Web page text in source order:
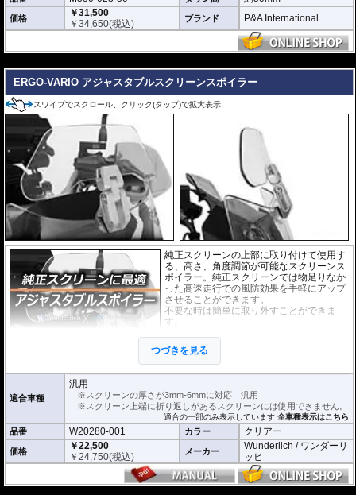
価格
￥31,500
￥34,650(税込) ブランド P&A International
ERGO-VARIO アジャスタブルスクリーンスポイラー
スワイプでスクロール、クリック(タップ)で拡大表示
純正スクリーンの上部に取り付けて使用す
る、高さ、角度調節が可能なスクリーンス
ポイラー。純正スクリーンでは物足りなか
った高速走行での風防効果を手軽にアップ
させることができます。
不要な時は簡単に取り外すことができま
す。
ば、取り付けが可能です。
外寸(スクリーン) : 横 x 高さ : 約23cm x 7c
m
※スクリーンを挟み込んで取り付けるタイ
プのため、上端に折り返しのあるスクリー
ンには使用できません。
※商品は汎用品ですが、一部車種について
はメーカーで取付確認がされています。詳
細は適合情報の全車種表示をご確認くださ
※BMW R1250RS / R1200RSLCは専用の
W42350-201 / W42350202をお求め下さ
い。
つづきを見る
適合車種
汎用
※スクリーンの厚さが3mm-6mmに対応 汎用
※スクリーン上端に折り返しがあるスクリーンには使用できません。
適合の一部のみ表示しています全車種表示はこちら
品番 W20280-001 カラー クリアー
価格
￥22,500
￥24,750(税込) メーカー
Wunderlich / ワンダーリ
ッヒ